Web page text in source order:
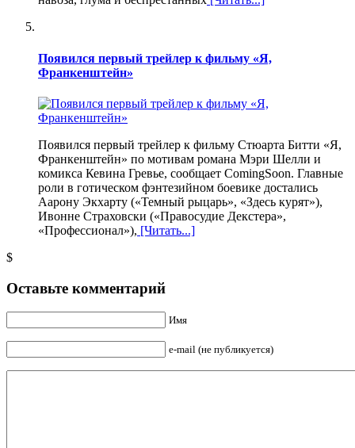
Появился первый трейлер к фильму «Я,
Франкенштейн»
Появился первый трейлер к фильму Стюарта Битти «Я,
Франкенштейн» по мотивам романа Мэри Шелли и
комикса Кевина Гревье, сообщает ComingSoon. Главные
роли в готическом фэнтезийном боевике достались
Аарону Экхарту («Темный рыцарь», «Здесь курят»),
Ивонне Страховски («Правосудие Декстера»,
«Профессионал»), [Читать...]
$
Оставьте комментарий
Имя
e-mail (не публикуется)